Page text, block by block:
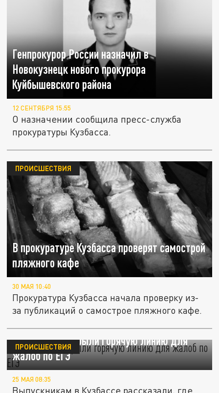
Генпрокурор России назначил в
Новокузнецк нового прокурора
Куйбышевского района
12 СЕНТЯБРЯ 15:55
О назначении сообщила пресс-служба
прокуратуры Кузбасса.
В прокуратуре Кузбасса проверят самострой
пляжного кафе
ПРОИСШЕСТВИЯ
30 МАЯ 10:40
Прокуратура Кузбасса начала проверку из-
за публикаций о самострое пляжного кафе.
В Кузбассе открыли горячую линию для
жалоб по ЕГЭ
ПРОИСШЕСТВИЯ
25 МАЯ 08:35
Выпускникам в Кузбассе рассказали, где